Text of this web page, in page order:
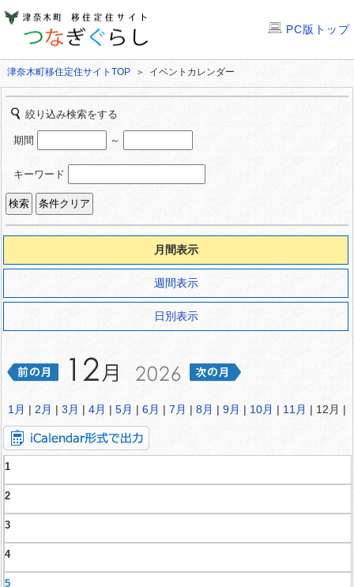
PC版トップ
津奈木町移住定住サイトTOP ＞ イベントカレンダー
絞り込み検索をする
期間 ～
キーワード
月間表示
週間表示
日別表示
1月 | 2月 | 3月 | 4月 | 5月 | 6月 | 7月 | 8月 | 9月 | 10月 | 11月 | 12月 |
1
2
3
4
5